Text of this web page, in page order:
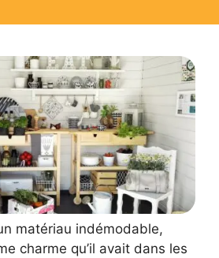
matériau indémodable,
charme qu’il avait dans les